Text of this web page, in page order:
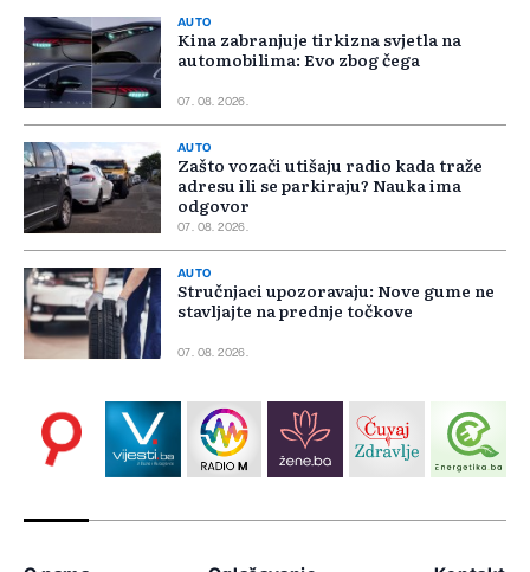
AUTO
Kina zabranjuje tirkizna svjetla na
automobilima: Evo zbog čega
07. 08. 2026.
AUTO
Zašto vozači utišaju radio kada traže
adresu ili se parkiraju? Nauka ima
odgovor
07. 08. 2026.
AUTO
Stručnjaci upozoravaju: Nove gume ne
stavljajte na prednje točkove
07. 08. 2026.